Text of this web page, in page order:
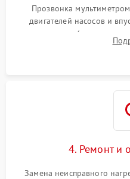
Прозвонка
двигателей насосов и
прессостата (датчика
концевика дверцы и
4. Ремонт и
Замена неисправного